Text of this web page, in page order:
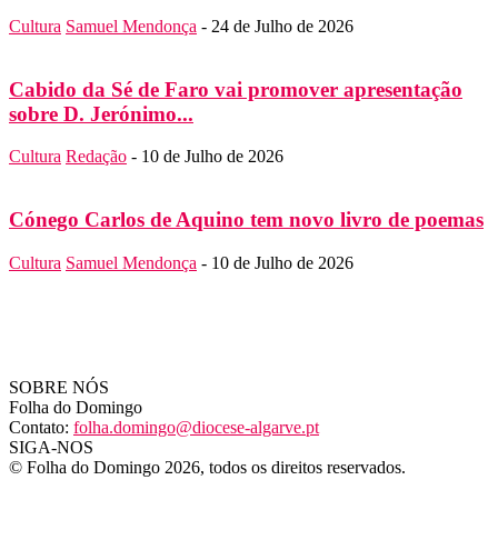
Cultura Samuel Mendonça - 24 de Julho de 2026
Cabido da Sé de Faro vai promover apresentação
sobre D. Jerónimo...
Cultura Redação - 10 de Julho de 2026
Cónego Carlos de Aquino tem novo livro de poemas
Cultura Samuel Mendonça - 10 de Julho de 2026
SOBRE NÓS
Folha do Domingo
Contato: folha.domingo@diocese-algarve.pt
SIGA-NOS
© Folha do Domingo 2026, todos os direitos reservados.